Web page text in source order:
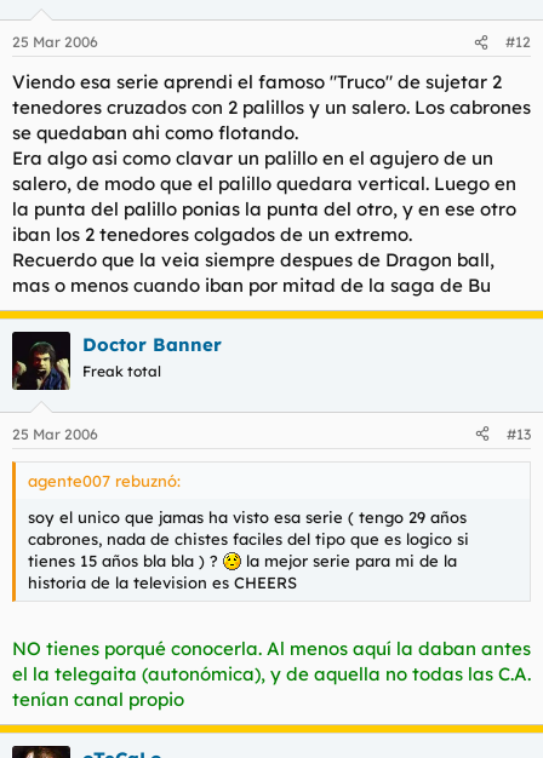
25 Mar 2006 #12
Viendo esa serie aprendi el famoso "Truco" de sujetar 2
tenedores cruzados con 2 palillos y un salero. Los cabrones
se quedaban ahi como flotando.
Era algo asi como clavar un palillo en el agujero de un
salero, de modo que el palillo quedara vertical. Luego en
la punta del palillo ponias la punta del otro, y en ese otro
iban los 2 tenedores colgados de un extremo.
Recuerdo que la veia siempre despues de Dragon ball,
mas o menos cuando iban por mitad de la saga de Bu
Doctor Banner
Freak total
25 Mar 2006 #13
agente007 rebuznó:
soy el unico que jamas ha visto esa serie ( tengo 29 años
cabrones, nada de chistes faciles del tipo que es logico si
tienes 15 años bla bla ) ?
la mejor serie para mi de la
historia de la television es CHEERS
NO tienes porqué conocerla. Al menos aquí la daban antes
el la telegaita (autonómica), y de aquella no todas las C.A.
tenían canal propio